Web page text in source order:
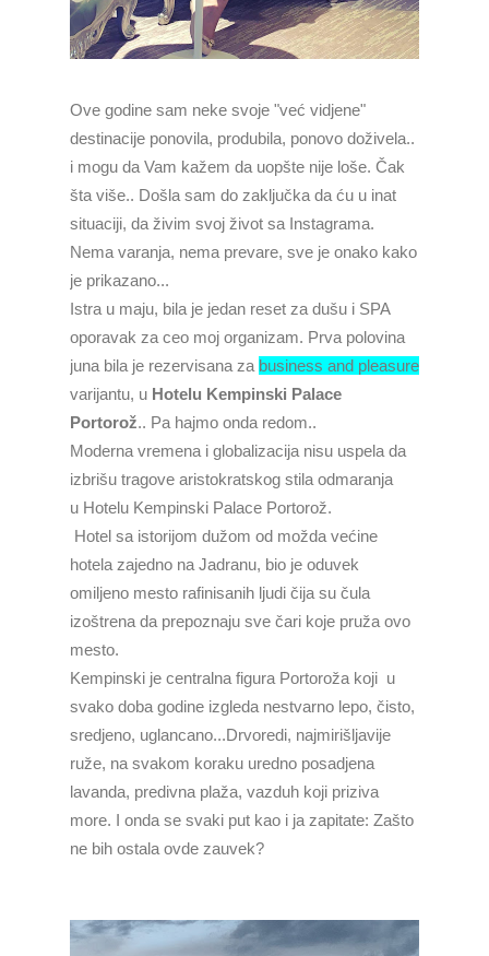
Ove godine sam neke svoje "već vidjene"
destinacije ponovila, produbila, ponovo doživela..
i mogu da Vam kažem da uopšte nije loše. Čak
šta više.. Došla sam do zaključka da ću u inat
situaciji, da živim svoj život sa Instagrama.
Nema varanja, nema prevare, sve je onako kako
je prikazano...
Istra u maju, bila je jedan reset za dušu i SPA
oporavak za ceo moj organizam. Prva polovina
juna bila je rezervisana za business and pleasure
varijantu, u Hotelu Kempinski Palace
Portorož.. Pa hajmo onda redom..
Moderna vremena i globalizacija nisu uspela da
izbrišu tragove aristokratskog stila odmaranja
u Hotelu Kempinski Palace Portorož.
Hotel sa istorijom dužom od možda većine
hotela zajedno na Jadranu, bio je oduvek
omiljeno mesto rafinisanih ljudi čija su čula
izoštrena da prepoznaju sve čari koje pruža ovo
mesto.
Kempinski je centralna figura Portoroža koji u
svako doba godine izgleda nestvarno lepo, čisto,
sredjeno, uglancano...Drvoredi, najmirišljavije
ruže, na svakom koraku uredno posadjena
lavanda, predivna plaža, vazduh koji priziva
more. I onda se svaki put kao i ja zapitate: Zašto
ne bih ostala ovde zauvek?